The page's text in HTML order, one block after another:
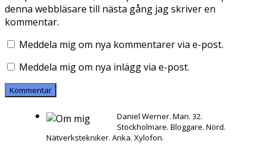
denna webbläsare till nästa gång jag skriver en
kommentar.
Meddela mig om nya kommentarer via e-post.
Meddela mig om nya inlägg via e-post.
Daniel Werner. Man. 32.
Stockholmare. Bloggare. Nörd.
Nätverkstekniker. Anka. Xylofon.